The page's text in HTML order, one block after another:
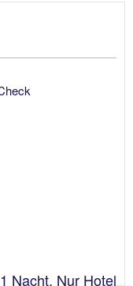
1 Nacht, Nur Hotel